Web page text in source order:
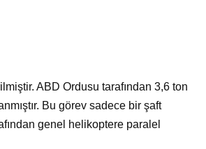
ABD Ordusu tarafından 3,6 ton
Bu görev sadece bir şaft
genel helikoptere paralel